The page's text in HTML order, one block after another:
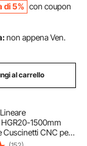
di 5% con coupon
non appena Ven.
al carrello
1500mm
Cuscinetti CNC per
Fresatrici